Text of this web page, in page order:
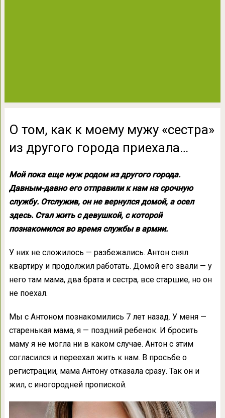
О том, как к моему мужу «сестра»
из другого города приехала…
Мой пока еще муж родом из другого города.
Давным-давно его отправили к нам на срочную
службу. Отслужив, он не вернулся домой, а осел
здесь. Стал жить с девушкой, с которой
познакомился во время службы в армии.
У них не сложилось — разбежались. Антон снял
квартиру и продолжил работать. Домой его звали — у
него там мама, два брата и сестра, все старшие, но он
не поехал.
Мы с Антоном познакомились 7 лет назад. У меня —
старенькая мама, я — поздний ребенок. И бросить
маму я не могла ни в каком случае. Антон с этим
согласился и переехал жить к нам. В просьбе о
регистрации, мама Антону отказала сразу. Так он и
жил, с иногородней пропиской.